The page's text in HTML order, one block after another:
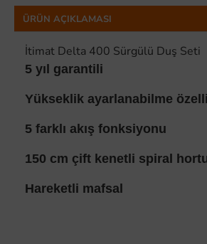
ÜRÜN AÇIKLAMASI
İtimat Delta 400 Sürgülü Duş Seti
5 yıl garantili
Yükseklik ayarlanabilme
5 farklı akış fonksiyonu
150 cm çift kenetli spiral
Hareketli mafsal